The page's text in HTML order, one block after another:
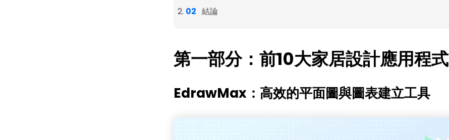
結論
第一部分：前10大家居設計應用程式
EdrawMax：高效的平面圖與圖表建立工具